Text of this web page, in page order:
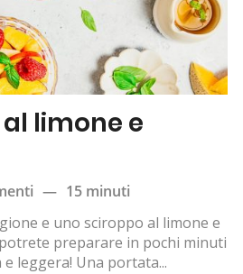
limone e
— 15 minuti
e uno sciroppo al limone e
preparare in pochi minuti
leggera! Una portata...